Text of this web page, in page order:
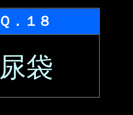
Ｑ．１８
尿袋